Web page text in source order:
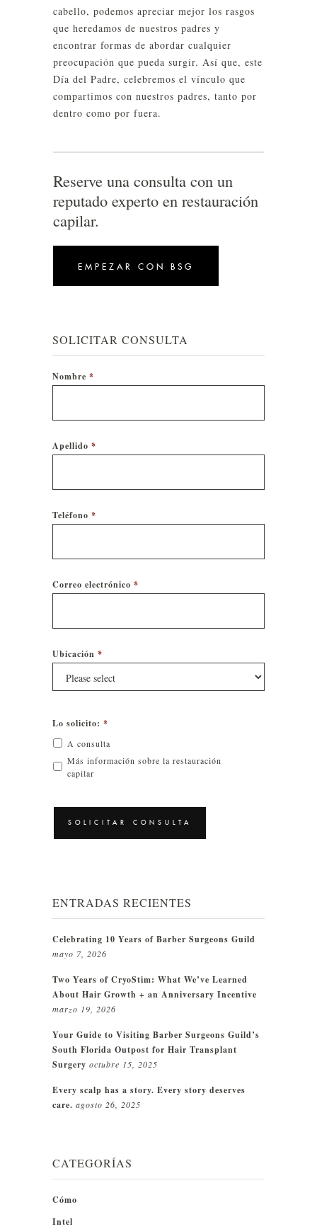
cabello, podemos apreciar mejor los rasgos
que heredamos de nuestros padres y
encontrar formas de abordar cualquier
preocupación que pueda surgir. Así que, este
Día del Padre, celebremos el vínculo que
compartimos con nuestros padres, tanto por
dentro como por fuera.
Reserve una consulta con un
reputado experto en restauración
capilar.
EMPEZAR CON BSG
SOLICITAR CONSULTA
Nombre *
Apellido *
Teléfono *
Correo electrónico *
Ubicación *
Lo solicito: *
A consulta
Más información sobre la restauración
capilar
CAPTCHA
ENTRADAS RECIENTES
Celebrating 10 Years of Barber Surgeons Guild
mayo 7, 2026
Two Years of CryoStim: What We’ve Learned
About Hair Growth + an Anniversary Incentive
marzo 19, 2026
Your Guide to Visiting Barber Surgeons Guild’s
South Florida Outpost for Hair Transplant
Surgery octubre 15, 2025
Every scalp has a story. Every story deserves
care. agosto 26, 2025
CATEGORÍAS
Cómo
Intel